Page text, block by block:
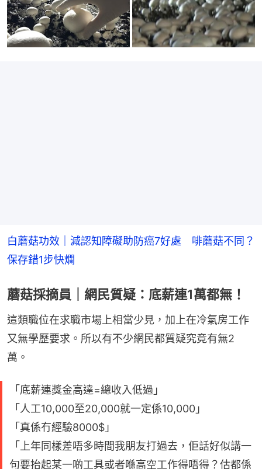
白蘑菇功效｜減認知障礙助防癌7好處　啡蘑菇不同？
保存錯1步快爛
蘑菇採摘員｜網民質疑：底薪連1萬都無！
這類職位在求職市場上相當少見，加上在冷氣房工作
又無學歷要求。所以有不少網民都質疑究竟有無2
萬。
「底薪連獎金高達=總收入低過」
「人工10,000至20,000就一定係10,000」
「真係冇經驗8000$」
「上年同樣差唔多時間我朋友打過去，佢話好似講一
句要抬起某一啲工具或者喺高空工作得唔得？估都係